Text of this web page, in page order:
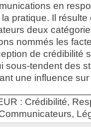
en
pratique. Il
deux
nommés les
de crédibilité
sous-tendent des
une influence
: Crédibilité,